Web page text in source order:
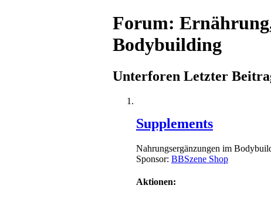
Forum:
Bodybuilding
Unterforen Letzter
Supplements
Nahrungsergänzungen im
Sponsor: BBSzene Shop
Aktionen: